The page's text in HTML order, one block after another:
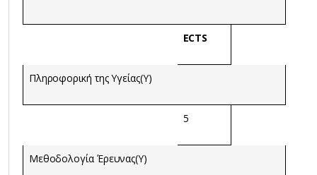
ECTS
Πληροφορική της Υγείας(Υ)
5
Μεθοδολογία Έρευνας(Υ)